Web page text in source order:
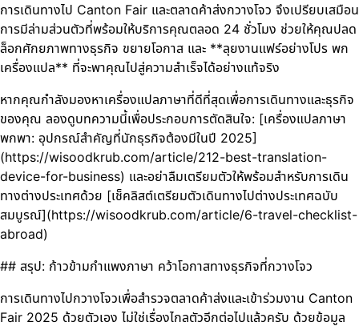
การเดินทางไป Canton Fair และตลาดค้าส่งกวางโจว จึงเปรียบเสมือน
การมีล่ามส่วนตัวที่พร้อมให้บริการคุณตลอด 24 ชั่วโมง ช่วยให้คุณปลด
ล็อกศักยภาพทางธุรกิจ ขยายโอกาส และ **ลุยงานแฟร์อย่างโปร พก
เครื่องแปล** ที่จะพาคุณไปสู่ความสำเร็จได้อย่างแท้จริง
หากคุณกำลังมองหาเครื่องแปลภาษาที่ดีที่สุดเพื่อการเดินทางและธุรกิจ
ของคุณ ลองดูบทความนี้เพื่อประกอบการตัดสินใจ: [เครื่องแปลภาษา
พกพา: อุปกรณ์สำคัญที่นักธุรกิจต้องมีในปี 2025]
(https://wisoodkrub.com/article/212-best-translation-
device-for-business) และอย่าลืมเตรียมตัวให้พร้อมสำหรับการเดิน
ทางต่างประเทศด้วย [เช็คลิสต์เตรียมตัวเดินทางไปต่างประเทศฉบับ
สมบูรณ์](https://wisoodkrub.com/article/6-travel-checklist-
abroad)
## สรุป: ก้าวข้ามกำแพงภาษา คว้าโอกาสทางธุรกิจที่กวางโจว
การเดินทางไปกวางโจวเพื่อสำรวจตลาดค้าส่งและเข้าร่วมงาน Canton
Fair 2025 ด้วยตัวเอง ไม่ใช่เรื่องไกลตัวอีกต่อไปแล้วครับ ด้วยข้อมูล